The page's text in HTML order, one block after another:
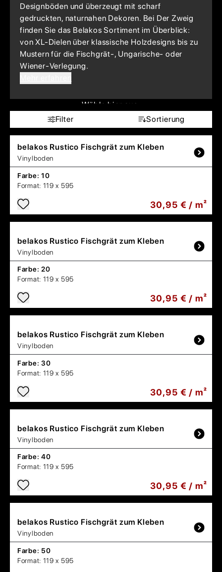
Designböden und überzeugt mit scharf
gedruckten, naturnahen Dekoren. Bei Der Zweig
finden Sie das Belakos Sortiment im Überblick:
von XL-Dielen über klassische Holzdesigns bis zu
Mustern für die Fischgrät-, Ungarische- oder
Wiener-Verlegung.
Wähle hier aus:
Filter
Sortierung
belakos Rustico Fischgrät zum Kleben
Vinylboden
Farbe: 10
Format: 119 x 595
30,95 € / m²
belakos Rustico Fischgrät zum Kleben
Vinylboden
Farbe: 20
Format: 119 x 595
30,95 € / m²
belakos Rustico Fischgrät zum Kleben
Vinylboden
Farbe: 30
Format: 119 x 595
30,95 € / m²
belakos Rustico Fischgrät zum Kleben
Vinylboden
Farbe: 40
Format: 119 x 595
30,95 € / m²
belakos Rustico Fischgrät zum Kleben
Vinylboden
Farbe: 50
Format: 119 x 595